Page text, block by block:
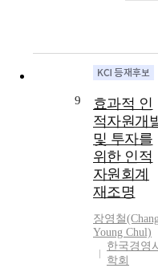
9
효과적 인
적자원개
및 투자를
위한 인적
자원회계
재조명
장영철
Young Chul)
한국경영
학회